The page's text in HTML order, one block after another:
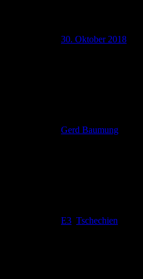
30. Oktober 2018
Gerd Baumung
E3 Tschechien